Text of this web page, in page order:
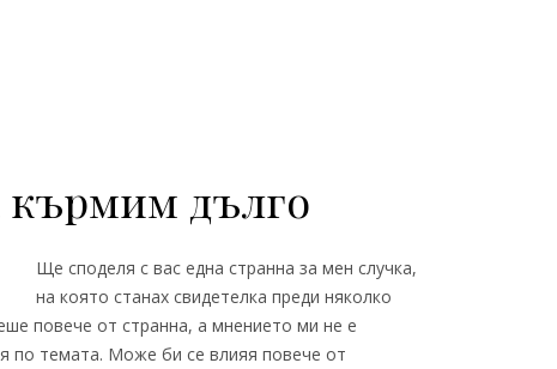
кърмим дълго
Ще споделя с вас една странна за мен случка,
на която станах свидетелка преди няколко
повече от странна, а мнението ми не е
по темата. Може би се влияя повече от